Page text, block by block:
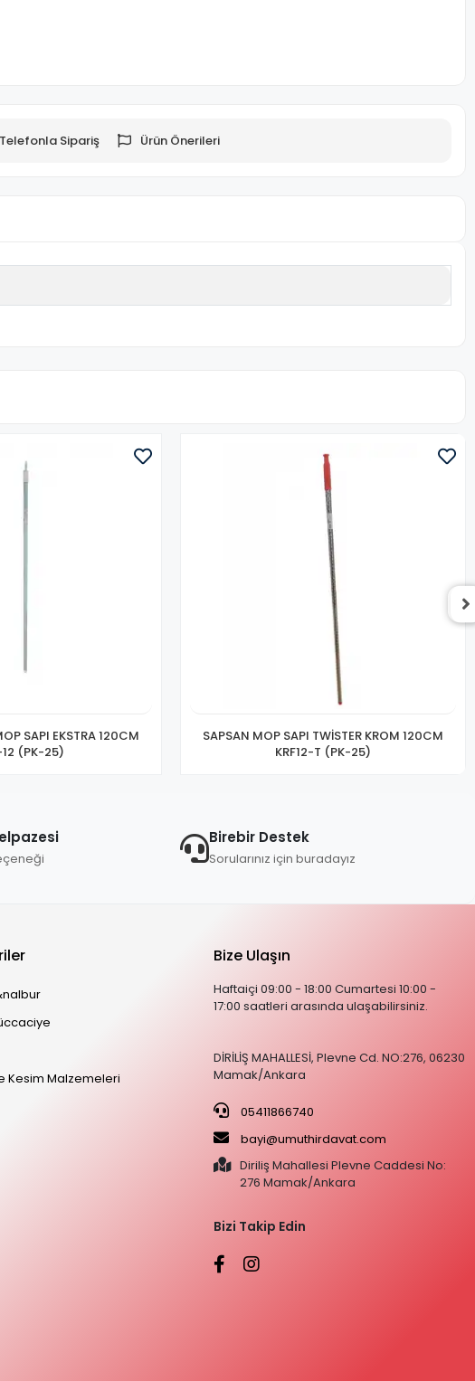
Telefonla Sipariş Ürün Önerileri
SAPI EKSTRA 120CM
12 (PK-25)
SAPSAN MOP SAPI TWİSTER KROM 120CM
KRF12-T (PK-25)
Birebir Destek
Sorularınız için buradayız
Kesim Malzemeleri
Bize Ulaşın
Haftaiçi 09:00 - 18:00 Cumartesi 10:00 -
17:00 saatleri arasında ulaşabilirsiniz.
DİRİLİŞ MAHALLESİ, Plevne Cd. NO:276, 06230
Mamak/Ankara
05411866740
bayi@umuthirdavat.com
Diriliş Mahallesi Plevne Caddesi No:
276 Mamak/Ankara
Bizi Takip Edin